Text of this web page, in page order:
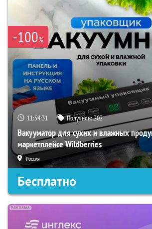
-100%
11:54:30 Получили:202
Вакууматор для сухих и влажных
маркетплейсе Wildberries
Россия
Бесплатно